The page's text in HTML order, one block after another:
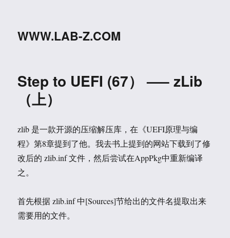
WWW.LAB-Z.COM
Step to UEFI (67） —– zLib
（上）
zlib 是一款开源的压缩解压库，在《UEFI原理与编
程》第8章提到了他。我去书上提到的网站下载到了修
改后的 zlib.inf 文件，然后尝试在AppPkg中重新编译
之。
首先根据 zlib.inf 中[Sources]节给出的文件名提取出来
需要用的文件。